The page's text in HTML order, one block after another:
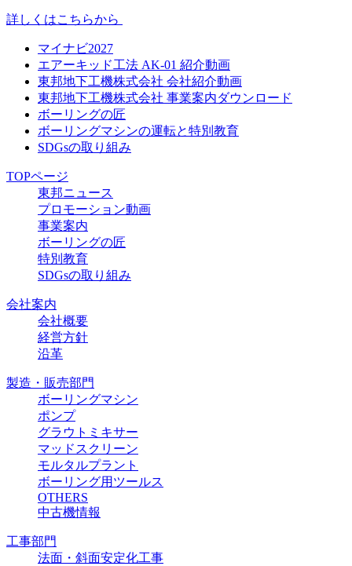
詳しくはこちらから
マイナビ2027
エアーキッド工法 AK-01 紹介動画
東邦地下工機株式会社 会社紹介動画
東邦地下工機株式会社 事業案内ダウンロード
ボーリングの匠
ボーリングマシンの運転と特別教育
SDGsの取り組み
TOPページ
東邦ニュース
プロモーション動画
事業案内
ボーリングの匠
特別教育
SDGsの取り組み
会社案内
会社概要
経営方針
沿革
製造・販売部門
ボーリングマシン
ポンプ
グラウトミキサー
マッドスクリーン
モルタルプラント
ボーリング用ツールス
OTHERS
中古機情報
工事部門
法面・斜面安定化工事